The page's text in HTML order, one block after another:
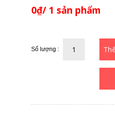
0₫/ 1 sản phẩm
Số lượng :